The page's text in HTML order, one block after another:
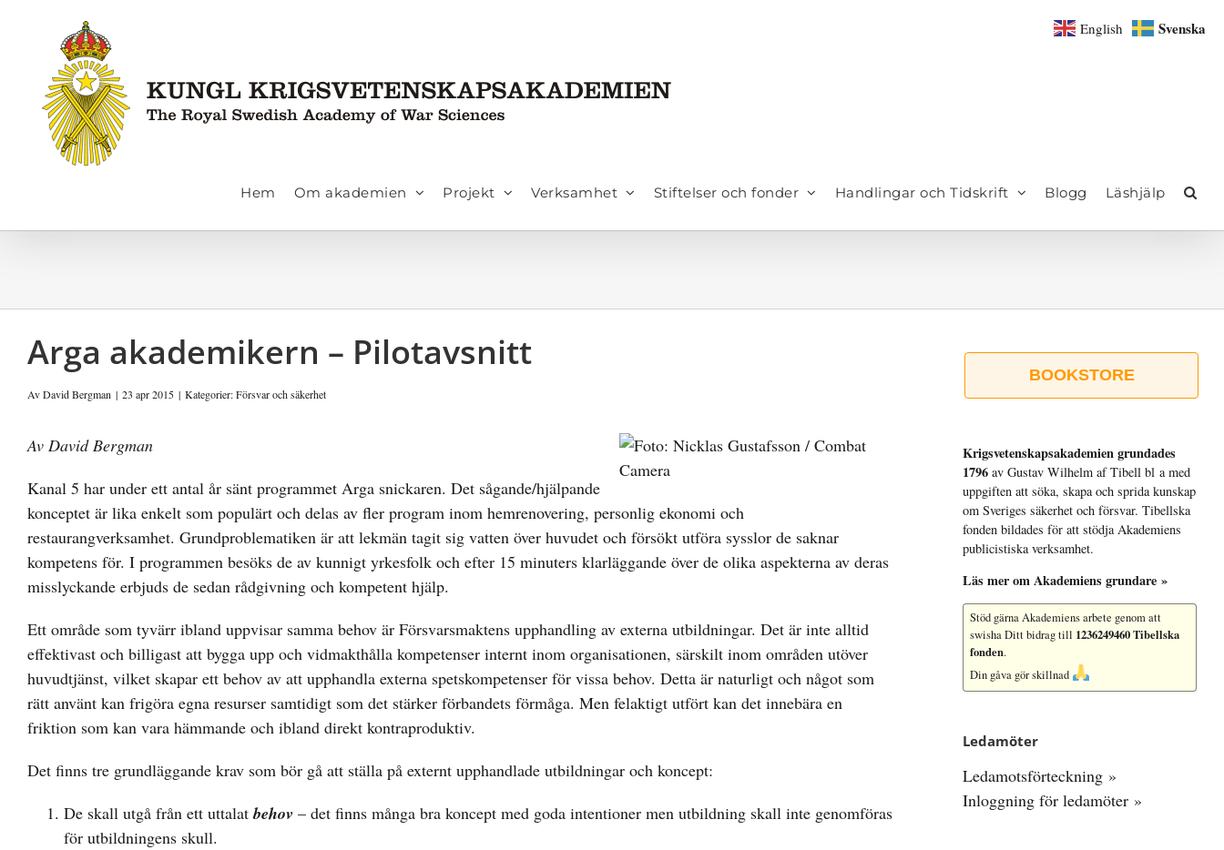
innehållet
Hem Om akademien Projekt Verksamhet Stiftelser och fonder Handlingar och Tidskrift Blogg Läshjälp
Arga akademikern – Pilotavsnitt
AvDavid Bergman | 23 apr 2015 | Kategorier:Försvar och säkerhet
Av David Bergman
Kanal 5 har under ett antal år sänt programmet Arga snickaren. Det sågande/hjälpande
konceptet är lika enkelt som populärt och delas av fler program inom hemrenovering, personlig ekonomi och
restaurangverksamhet. Grundproblematiken är att lekmän tagit sig vatten över huvudet och försökt utföra sysslor de saknar
kompetens för. I programmen besöks de av kunnigt yrkesfolk och efter 15 minuters klarläggande över de olika aspekterna av deras
misslyckande erbjuds de sedan rådgivning och kompetent hjälp.
Ett område som tyvärr ibland uppvisar samma behov är Försvarsmaktens upphandling av externa utbildningar. Det är inte alltid
effektivast och billigast att bygga upp och vidmakthålla kompetenser internt inom organisationen, särskilt inom områden utöver
huvudtjänst, vilket skapar ett behov av att upphandla externa spetskompetenser för vissa behov. Detta är naturligt och något som
rätt använt kan frigöra egna resurser samtidigt som det stärker förbandets förmåga. Men felaktigt utfört kan det innebära en
friktion som kan vara hämmande och ibland direkt kontraproduktiv.
Det finns tre grundläggande krav som bör gå att ställa på externt upphandlade utbildningar och koncept:
De skall utgå från ett uttalatbehov – det finns många bra koncept med goda intentioner men utbildning skall inte genomföras
för utbildningens skull.
BOOKSTORE
Krigsvetenskap­sakademien grundades
1796 av Gustav Wilhelm af Tibell bl a med
uppgiften att söka, skapa och sprida kunskap
om Sveriges säkerhet och försvar. Tibellska
fonden bildades för att stödja Akademiens
publicistiska verksamhet.
Läs mer om Akademiens grundare »
Stöd gärna Akademiens arbete genom att
swisha Ditt bidrag till 1236249460 Tibellska
fonden.
Din gåva gör skillnad
Ledamöter
Ledamotsförteckning »
Inloggning för ledamöter »
English Svenska